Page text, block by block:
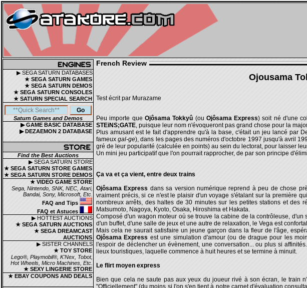
▶ SEGA SATURN DATABASES
★ SEGA SATURN GAMES
★ SEGA SATURN DEMOS
★ SEGA SATURN CONSOLES
★ SATURN SPECIAL SEARCH
Saturn Games and Demos
▶ GAME BASIC DATABASE
▶ DEZAEMON 2 DATABASE
Find the Best Auctions
▶ SEGA SATURN STORE
★ SEGA SATURN STORE GAMES
★ SEGA SATURN STORE DEMOS
★ VIDEO GAME STORE
Sega, Nintendo, SNK, NEC, Atari,
Bandai, Sony, Microsoft, Etc.
FAQ and Tips
FAQ et Astuces
▶ HOTTEST AUCTIONS
★ SEGA SATURN AUCTIONS
★ SEGA DREAMCAST
AUCTIONS
▶ SISTER CHANNELS
★ TOY STORE
Lego®, Playmobil®, K'Nex, Tobot,
Hot Wheels, Micro Machines, Etc.
★ SEXY LINGERIE STORE
★ EBAY COUPONS AND DEALS
French Review
Ojousama
Test écrit par Murazame
Peu importe que Ojôsama Tokkyû (ou Ojôsama Express) soit né d'une
STEiNS;GATE, puisque leur nom n'évoqueront pas grand chose pour la
Plus amusant est le fait d'apprendre qu'à la base, c'était un jeu lancé par
fameuxgal-ge), dans les pages des numéros d'octobre 1997 jusqu'à avril
gré de leur popularité (calculée en points) au sein du lectorat, pour laisser
Un mini jeu participatif que l'on pourrait rapprocher, de par son principe
Ça va et ça vient, entre deux trains
Ojôsama Express dans sa version numérique reprend à peu de chose
vraiment précis, si ce n'est le plaisir d'un voyage s'étalant sur la première
nombreux arrêts, des haltes de 30 minutes sur les petites stations et des
Matsumoto, Nagoya, Kyoto, Osaka, Hiroshima et Hakata.
Composé d'un wagon moteur où se trouve la cabine de la contrôleuse,
d'un buffet, d'une salle de jeux et une autre de relaxation, le Vega est
Mais cela ne saurait satisfaire un jeune garçon dans la fleur de l'âge,
Ojôsama Express est une simulation d'amour (ou de drague pour les
l'espoir de déclencher un évènement, une conversation... ou plus si
lieux touristiques, laquelle commence à huit heures et se termine à minuit.
Le flirt moyen express
Bien que cela ne saute pas aux yeux du joueur rivé à son écran, le train
"Officiellement" (du moins si l'on s'en tient à notre carnet d'évaluation